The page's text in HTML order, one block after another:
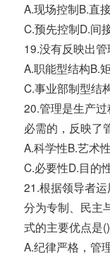
A.现场控制B.直
C.预先控制D.间
19.没有反映出
A.职能型结构B.
C.事业部制型结
20.管理是生产
必需的，反映了
A.科学性B.艺术性
C.必要性D.目的
21.根据领导者
分为专制、民主
式的主要优点是()
A.纪律严格，管